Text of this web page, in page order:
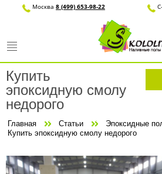
Москва8 (499) 653-98-22
Купить
эпоксидную смолу
недорого
Главная Статьи
Эпоксидные
Купить эпоксидную смолу недорого